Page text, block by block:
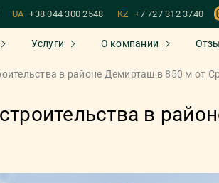
UA +38 044 300 2548 KZ +7 727 312 3740
Услуги О компании
в районе Демирташ в 850 м от
в